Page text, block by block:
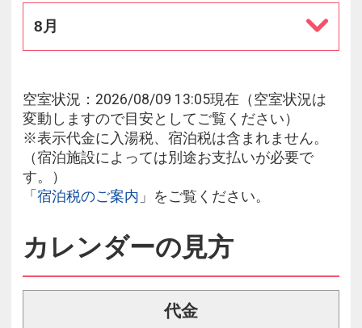
8月
空室状況：2026/08/09 13:05現在（空室状況は
変動しますので目安としてご覧ください）
※表示代金に入湯税、宿泊税は含まれません。
（宿泊施設によっては別途お支払いが必要で
す。）
「 宿泊税のご案内 」をご覧ください。
カレンダーの見方
代金